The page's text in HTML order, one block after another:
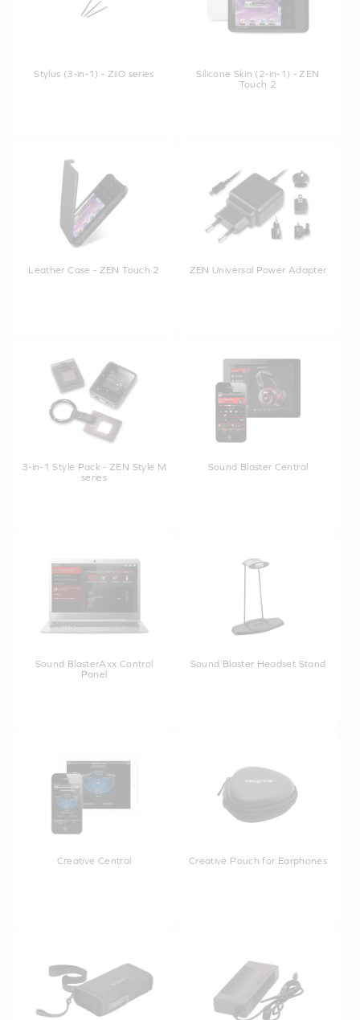
Stylus (3-in-1) - ZiiO series
Silicone Skin (2-in-1) - ZEN
Touch 2
Leather Case - ZEN Touch 2 ZEN Universal Power Adapter
3-in-1 Style Pack - ZEN Style M
series
Sound Blaster Central
Sound BlasterAxx Control
Panel
Sound Blaster Headset Stand
Creative Central Creative Pouch for Earphones